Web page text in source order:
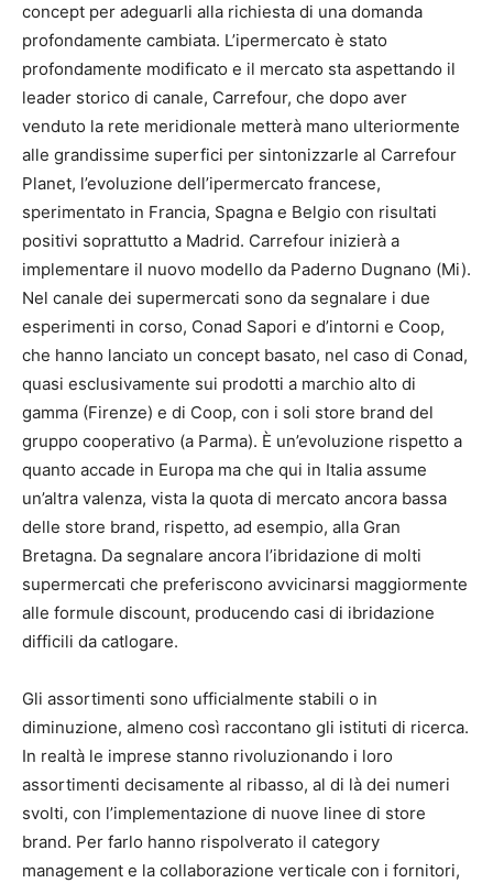
concept per adeguarli alla richiesta di una domanda
profondamente cambiata. L’ipermercato è stato
profondamente modificato e il mercato sta aspettando il
leader storico di canale, Carrefour, che dopo aver
venduto la rete meridionale metterà mano ulteriormente
alle grandissime superfici per sintonizzarle al Carrefour
Planet, l’evoluzione dell’ipermercato francese,
sperimentato in Francia, Spagna e Belgio con risultati
positivi soprattutto a Madrid. Carrefour inizierà a
implementare il nuovo modello da Paderno Dugnano (Mi).
Nel canale dei supermercati sono da segnalare i due
esperimenti in corso, Conad Sapori e d’intorni e Coop,
che hanno lanciato un concept basato, nel caso di Conad,
quasi esclusivamente sui prodotti a marchio alto di
gamma (Firenze) e di Coop, con i soli store brand del
gruppo cooperativo (a Parma). È un’evoluzione rispetto a
quanto accade in Europa ma che qui in Italia assume
un’altra valenza, vista la quota di mercato ancora bassa
delle store brand, rispetto, ad esempio, alla Gran
Bretagna. Da segnalare ancora l’ibridazione di molti
supermercati che preferiscono avvicinarsi maggiormente
alle formule discount, producendo casi di ibridazione
difficili da catlogare.
Gli assortimenti sono ufficialmente stabili o in
diminuzione, almeno così raccontano gli istituti di ricerca.
In realtà le imprese stanno rivoluzionando i loro
assortimenti decisamente al ribasso, al di là dei numeri
svolti, con l’implementazione di nuove linee di store
brand. Per farlo hanno rispolverato il category
management e la collaborazione verticale con i fornitori,